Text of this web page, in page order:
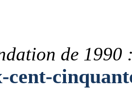
de 1990